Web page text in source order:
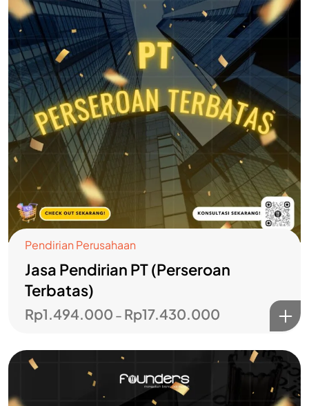
Pendirian Perusahaan
Jasa Pendirian PT (Perseroan
Terbatas)
Rp1.494.000 – Rp17.430.000